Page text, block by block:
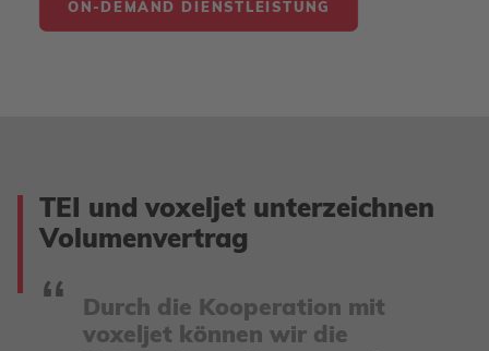
ON-DEMAND DIENSTLEISTUNG
Durch die Kooperation mit
voxeljet können wir die
TEI und voxeljet unterzeichnen
Volumenvertrag